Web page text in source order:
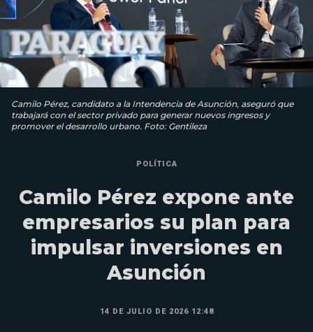
Camilo Pérez, candidato a la Intendencia de Asunción, aseguró que
trabajará con el sector privado para generar nuevos ingresos y
promover el desarrollo urbano. Foto: Gentileza
POLÍTICA
Camilo Pérez expone ante
empresarios su plan para
impulsar inversiones en
Asunción
14 DE JULIO DE 2026 12:48